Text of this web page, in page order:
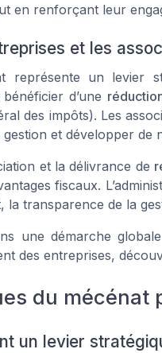
en renforçant leur
et les
représente un levier
d’une
des impôts). Les
et développer de
et la délivrance de
fiscaux.
transparence de la
une démarche
des entreprises,
du mécénat
un levier